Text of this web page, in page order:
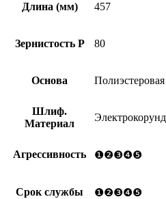
Длина (мм) 457
Зернистость Р 80
Основа Полиэстеровая
Шлиф.
Материал
Агрессивность ❶❷❸❹❺
Срок службы ❶❷❸❹❺